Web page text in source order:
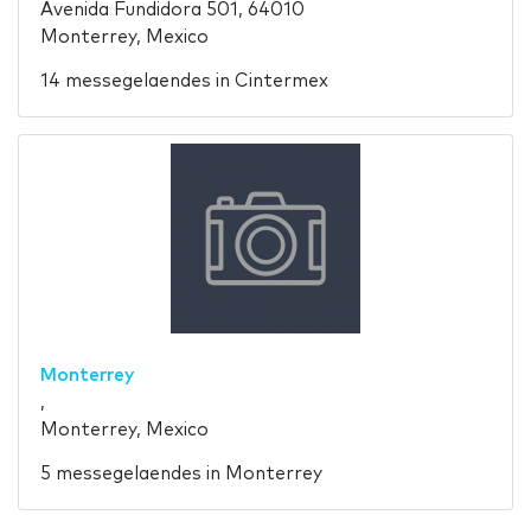
Avenida Fundidora 501, 64010
Monterrey, Mexico
14 messegelaendes in Cintermex
Monterrey
,
Monterrey, Mexico
5 messegelaendes in Monterrey